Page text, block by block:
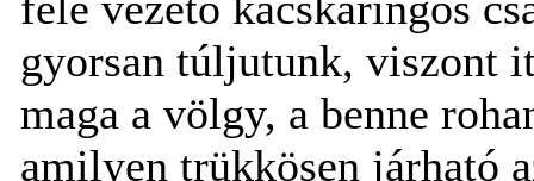
gyorsan túljutunk, viszont
maga a völgy, a benne
amilyen trükkösen járható